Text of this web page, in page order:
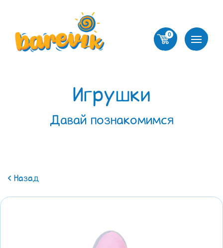
0
Игрушки
Давай познакомимся
Назад